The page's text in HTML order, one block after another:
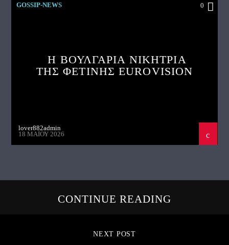
GOSSIP-NEWS 0
Η ΒΟΥΛΓΑΡΙΑ ΝΙΚΗΤΡΙΑ
ΤΗΣ ΦΕΤΙΝΗΣ EUROVISION
lover882admin
18 ΜΑΪ́ΟΥ 2026
CONTINUE READING
NEXT POST